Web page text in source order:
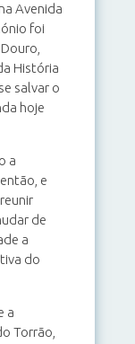
Avenida
foi
História
salvar o
hoje
a
e
de
a
do
a
Torrão,